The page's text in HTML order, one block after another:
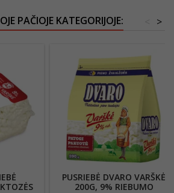
PAČIOJE KATEGORIJOJE: >
PUSRIEBĖ DVARO VARŠKĖ
200G, 9% RIEBUMO